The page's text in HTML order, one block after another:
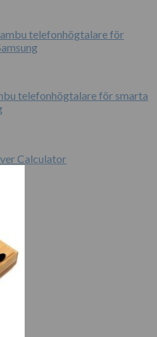
telefonhögtalare för smarta